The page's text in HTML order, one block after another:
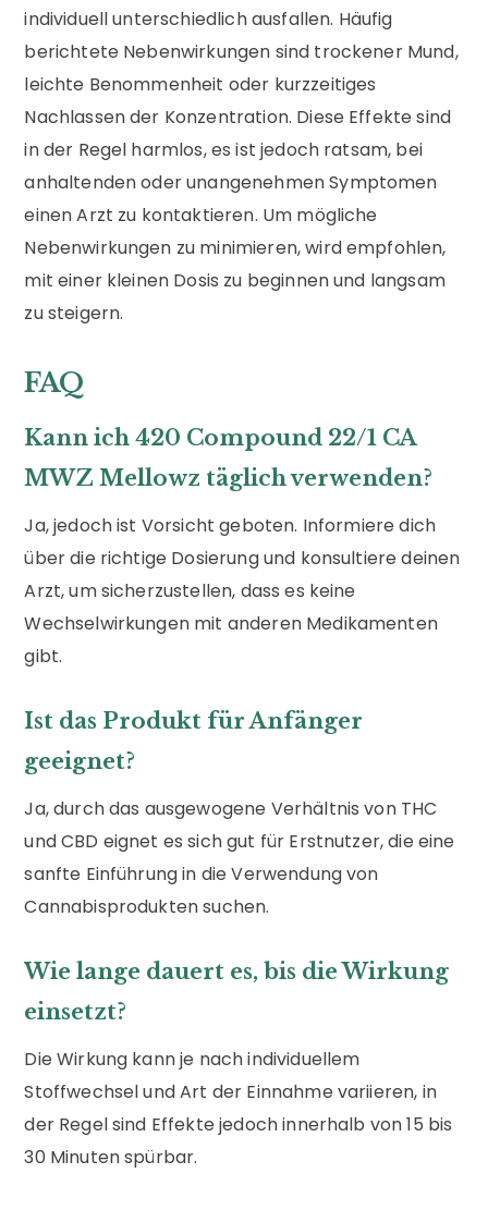
individuell unterschiedlich ausfallen. Häufig
berichtete Nebenwirkungen sind trockener Mund,
leichte Benommenheit oder kurzzeitiges
Nachlassen der Konzentration. Diese Effekte sind
in der Regel harmlos, es ist jedoch ratsam, bei
anhaltenden oder unangenehmen Symptomen
einen Arzt zu kontaktieren. Um mögliche
Nebenwirkungen zu minimieren, wird empfohlen,
mit einer kleinen Dosis zu beginnen und langsam
zu steigern.
FAQ
Kann ich 420 Compound 22/1 CA
MWZ Mellowz täglich verwenden?
Ja, jedoch ist Vorsicht geboten. Informiere dich
über die richtige Dosierung und konsultiere deinen
Arzt, um sicherzustellen, dass es keine
Wechselwirkungen mit anderen Medikamenten
gibt.
Ist das Produkt für Anfänger
geeignet?
Ja, durch das ausgewogene Verhältnis von THC
und CBD eignet es sich gut für Erstnutzer, die eine
sanfte Einführung in die Verwendung von
Cannabisprodukten suchen.
Wie lange dauert es, bis die Wirkung
einsetzt?
Die Wirkung kann je nach individuellem
Stoffwechsel und Art der Einnahme variieren, in
der Regel sind Effekte jedoch innerhalb von 15 bis
30 Minuten spürbar.